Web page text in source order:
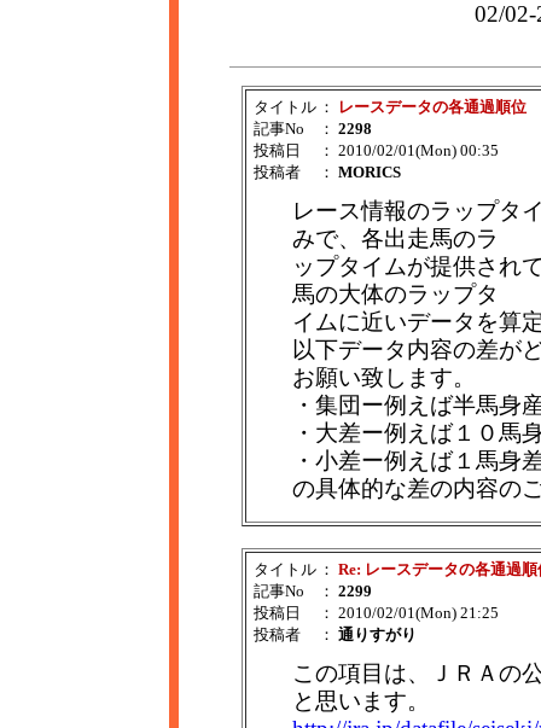
02/
タイトル ：
レースデータの各通過順位
記事No
： 2298
投稿日
： 2010/02/01(Mon) 00:35
投稿者
： MORICS
レース情報のラップタ
みで、各出走馬のラ
ップタイムが提供され
馬の大体のラップタ
イムに近いデータを算
以下データ内容の差が
お願い致します。
・集団ー例えば半馬身
・大差ー例えば１０馬
・小差ー例えば１馬身
の具体的な差の内容の
タイトル ： Re: レースデータの各通過順
記事No
： 2299
投稿日
： 2010/02/01(Mon) 21:25
投稿者
： 通りすがり
この項目は、ＪＲＡの
と思います。